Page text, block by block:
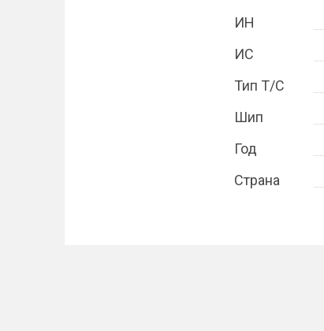
ИН
ИС
Тип Т/С
Шип
Год
Страна